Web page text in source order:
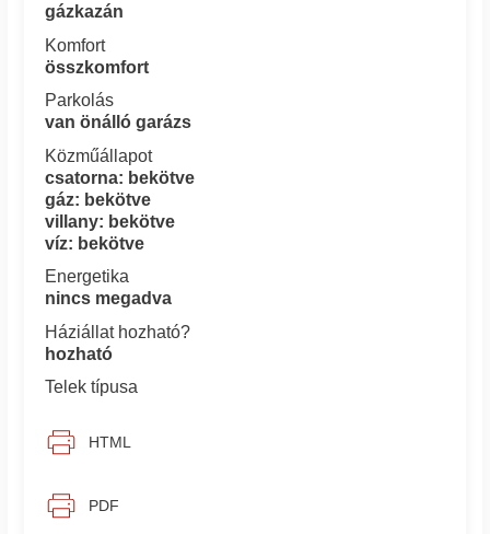
gázkazán
Komfort
összkomfort
Parkolás
van önálló garázs
Közműállapot
csatorna: bekötve
gáz: bekötve
villany: bekötve
víz: bekötve
Energetika
nincs megadva
Háziállat hozható?
hozható
Telek típusa
HTML
PDF